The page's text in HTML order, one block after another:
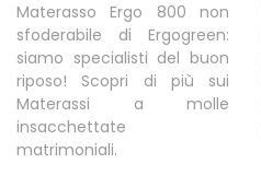
Materasso Ergo 800 non
sfoderabile di Ergogreen:
siamo specialisti del buon
riposo! Scopri di più sui
Materassi a molle
insacchettate
matrimoniali.